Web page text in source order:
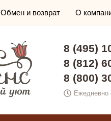
Обмен и возврат О
8 (495)
8 (812)
8 (800)
Ежедневно